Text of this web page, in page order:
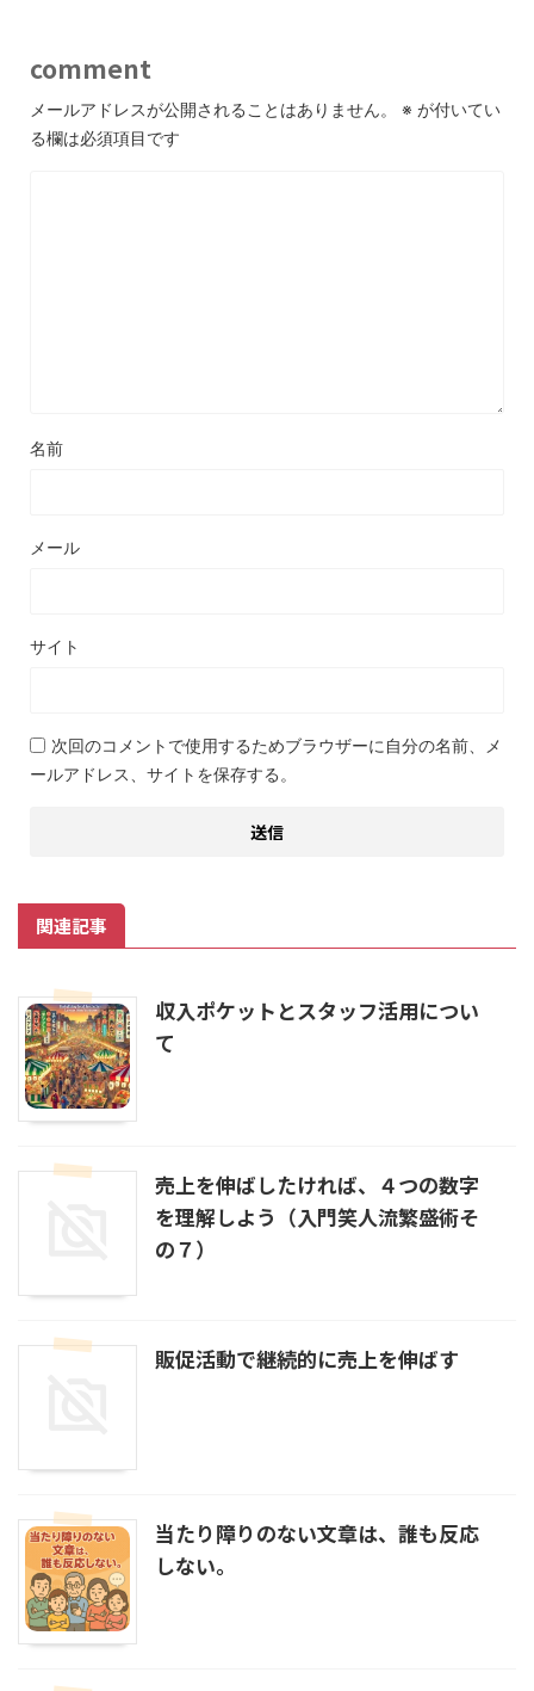
comment
メールアドレスが公開されることはありません。 ※ が付いてい
る欄は必須項目です
名前
メール
サイト
次回のコメントで使用するためブラウザーに自分の名前、メ
ールアドレス、サイトを保存する。
関連記事
収入ポケットとスタッフ活用につい
て
売上を伸ばしたければ、４つの数字
を理解しよう（入門笑人流繁盛術そ
の７）
販促活動で継続的に売上を伸ばす
当たり障りのない文章は、誰も反応
しない。